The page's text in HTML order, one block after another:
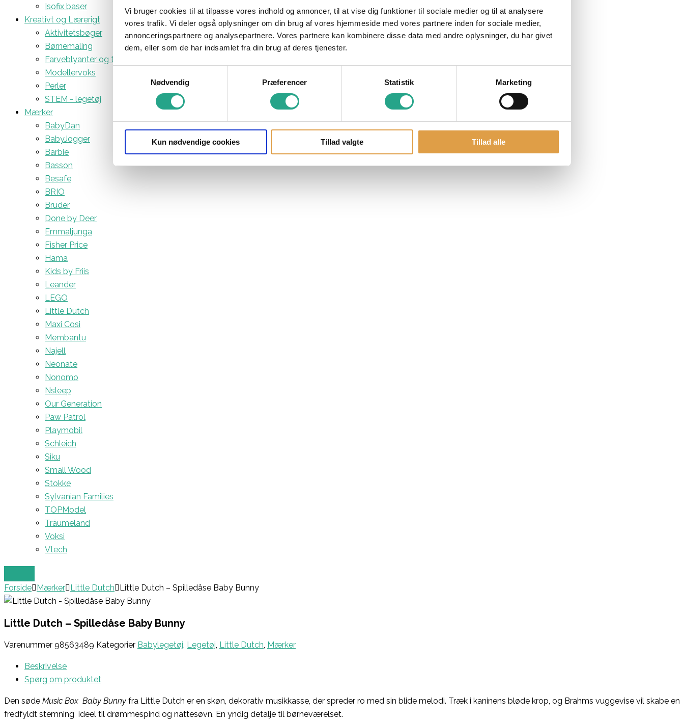
Vi bruger cookies til at tilpasse vores indhold og annoncer, til at vise dig funktioner til sociale medier og til at analysere
vores trafik. Vi deler også oplysninger om din brug af vores hjemmeside med vores partnere inden for sociale medier,
annonceringspartnere og analysepartnere. Vores partnere kan kombinere disse data med andre oplysninger, du har givet
dem, eller som de har indsamlet fra din brug af deres tjenester.
Nødvendig
Præferencer Statistik Marketing
Kun nødvendige cookies Tillad valgte Tillad alle
Isofix baser
Kreativt og Lærerigt
Aktivitetsbøger
Børnemaling
Farveblyanter og tuscher
Modellervoks
Perler
STEM - legetøj
Mærker
BabyDan
BabyJogger
Barbie
Basson
Besafe
BRIO
Bruder
Done by Deer
Emmaljunga
Fisher Price
Hama
Kids by Friis
Leander
LEGO
Little Dutch
Maxi Cosi
Membantu
Najell
Neonate
Nonomo
Nsleep
Our Generation
Paw Patrol
Playmobil
Schleich
Siku
Small Wood
Stokke
Sylvanian Families
TOPModel
Träumeland
Voksi
Vtech
Forside Mærker Little Dutch Little Dutch – Spilledåse Baby Bunny
Little Dutch – Spilledåse Baby Bunny
Varenummer 98563489 Kategorier Babylegetøj, Legetøj, Little Dutch, Mærker
Beskrivelse
Spørg om produktet
Den søde Music Box  Baby Bunny fra Little Dutch er en skøn, dekorativ musikkasse, der spreder ro med sin blide melodi. Træk i kaninens bløde krop, og Brahms vuggevise vil skabe en
fredfyldt stemning  ideel til drømmespind og nattesøvn. En yndig detalje til børneværelset.